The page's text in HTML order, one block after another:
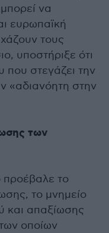
να
ευρωπαϊκή
τους
υποστήριξε ότι
στεγάζει την
«αδιανόητη στην
των
προέβαλε το
το μνημείο
και απαξίωσης
οποίων